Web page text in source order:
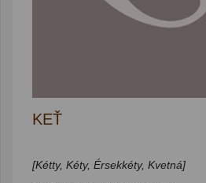
KEŤ
[Kétty, Kéty, Érsekkéty, Kvetná]